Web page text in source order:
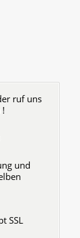
ruf uns
und
SSL